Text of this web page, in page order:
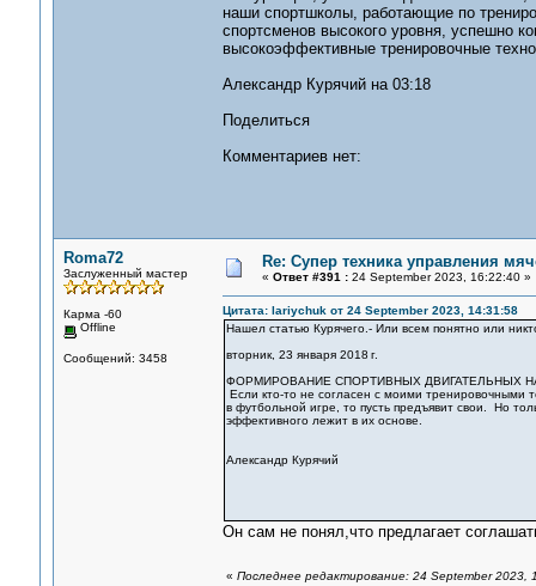
наши спортшколы, работающие по
спортсменов высокого уровня, успешно
высокоэффективные тренировочные
Александр Курячий на 03:18
Поделиться
Комментариев нет:
Roma72
Заслуженный мастер
Карма -60
Offline
Сообщений: 3458
Re: Супер техника управления
« Ответ #391 :24 September 2023, 16:22:40 »
Цитата: lariychuk от 24 September 2023, 14:31:58
Нашел статью Курячего.- Или всем понятно или
вторник, 23 января 2018 г.
ФОРМИРОВАНИЕ СПОРТИВНЫХ ДВИГАТЕЛЬНЫХ
Если кто-то не согласен с моими тренировочными
в футбольной игре, то пусть предъявит свои. Но
эффективного лежит в их основе.
Александр Курячий
Он сам не понял,что предлагает
« Последнее редактирование: 24 September 2023,